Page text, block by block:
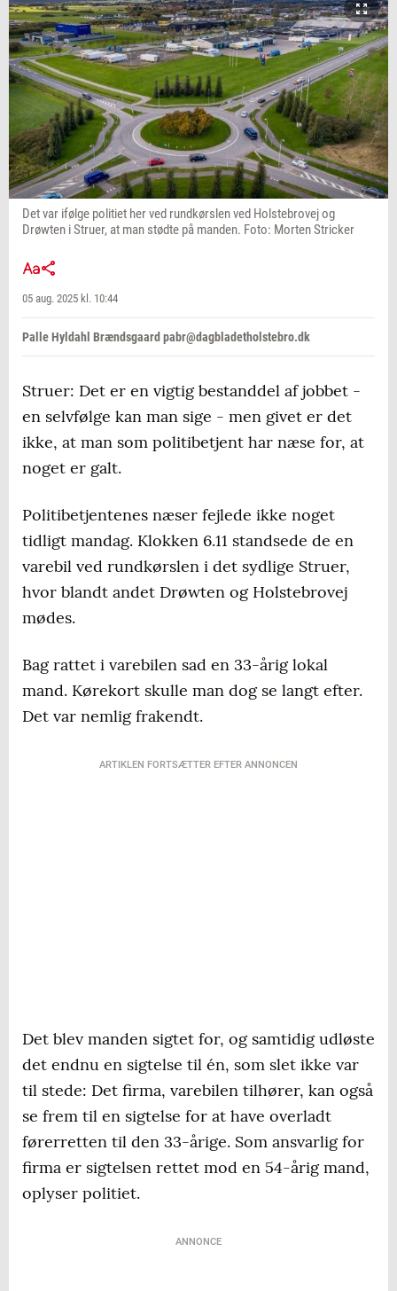
Det var ifølge politiet her ved rundkørslen ved Holstebrovej og
Drøwten i Struer, at man stødte på manden. Foto: Morten Stricker
05 aug. 2025 kl. 10:44
Palle Hyldahl Brændsgaard pabr@dagbladetholstebro.dk
Struer: Det er en vigtig bestanddel af jobbet -
en selvfølge kan man sige - men givet er det
ikke, at man som politibetjent har næse for, at
noget er galt.
Politibetjentenes næser fejlede ikke noget
tidligt mandag. Klokken 6.11 standsede de en
varebil ved rundkørslen i det sydlige Struer,
hvor blandt andet Drøwten og Holstebrovej
mødes.
Bag rattet i varebilen sad en 33-årig lokal
mand. Kørekort skulle man dog se langt efter.
Det var nemlig frakendt.
ARTIKLEN FORTSÆTTER EFTER ANNONCEN
Det blev manden sigtet for, og samtidig udløste
det endnu en sigtelse til én, som slet ikke var
til stede: Det firma, varebilen tilhører, kan også
se frem til en sigtelse for at have overladt
førerretten til den 33-årige. Som ansvarlig for
firma er sigtelsen rettet mod en 54-årig mand,
oplyser politiet.
ANNONCE